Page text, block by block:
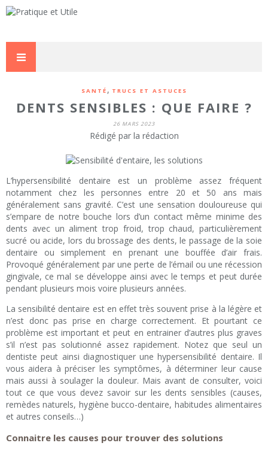
SANTÉ , TRUCS ET ASTUCES
DENTS SENSIBLES : QUE FAIRE ?
26 MARS 2023
Rédigé par la rédaction
L’hypersensibilité dentaire est un problème assez fréquent
notamment chez les personnes entre 20 et 50 ans mais
généralement sans gravité. C’est une sensation douloureuse qui
s’empare de notre bouche lors d’un contact même minime des
dents avec un aliment trop froid, trop chaud, particulièrement
sucré ou acide, lors du brossage des dents, le passage de la soie
dentaire ou simplement en prenant une bouffée d’air frais.
Provoqué généralement par une perte de l’émail ou une récession
gingivale, ce mal se développe ainsi avec le temps et peut durée
pendant plusieurs mois voire plusieurs années.
La sensibilité dentaire est en effet très souvent prise à la légère et
n’est donc pas prise en charge correctement. Et pourtant ce
problème est important et peut en entrainer d’autres plus graves
s’il n’est pas solutionné assez rapidement. Notez que seul un
dentiste peut ainsi diagnostiquer une hypersensibilité dentaire. Il
vous aidera à préciser les symptômes, à déterminer leur cause
mais aussi à soulager la douleur. Mais avant de consulter, voici
tout ce que vous devez savoir sur les dents sensibles (causes,
remèdes naturels, hygiène bucco-dentaire, habitudes alimentaires
et autres conseils…)
Connaitre les causes pour trouver des solutions